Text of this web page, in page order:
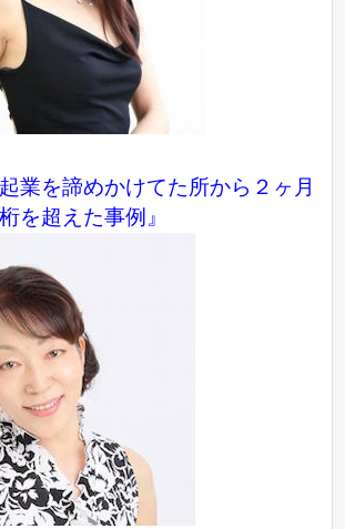
業を諦めかけてた所から２ヶ月
を超えた事例』